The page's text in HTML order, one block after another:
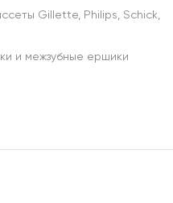
Gillette, Philips, Schick,
и межзубные ершики